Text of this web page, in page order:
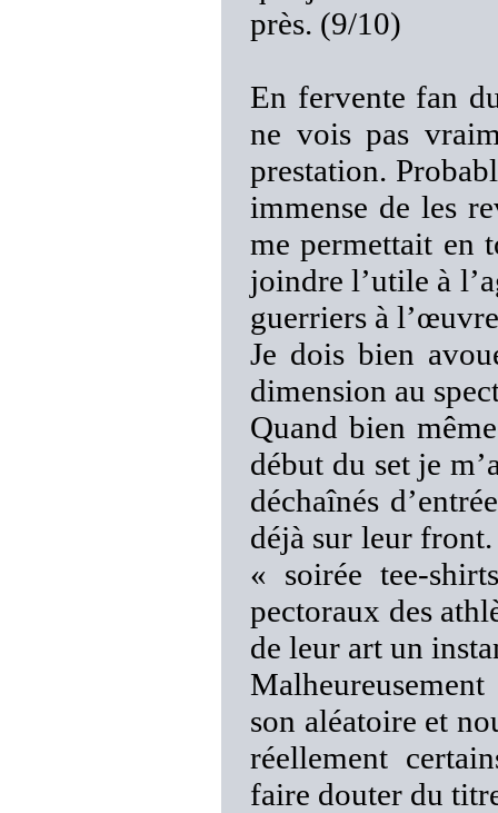
près. (9/10)
En fervente fan
ne vois pas
prestation.
immense de les
me permettait en
joindre l’utile à
guerriers à
Je dois bien
dimension au
Quand bien
début du set je
déchaînés
déjà sur leur front.
« soirée tee-
pectoraux des
de leur art un
son aléatoire et
réellement
faire douter du